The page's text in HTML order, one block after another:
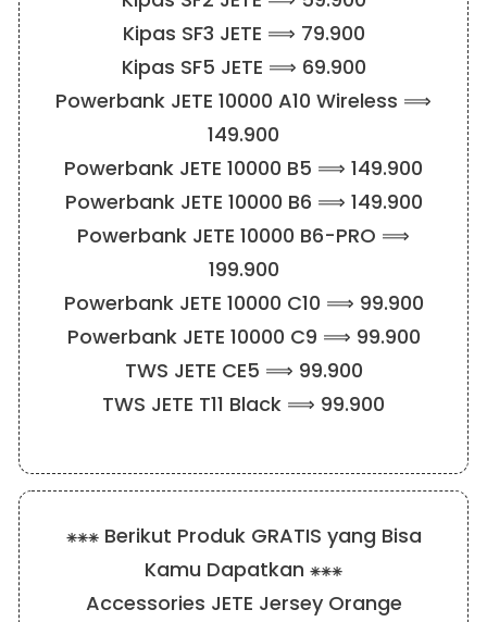
Kipas SF3 JETE ⟹ 79.900
Kipas SF5 JETE ⟹ 69.900
Powerbank JETE 10000 A10 Wireless ⟹
149.900
Powerbank JETE 10000 B5 ⟹ 149.900
Powerbank JETE 10000 B6 ⟹ 149.900
Powerbank JETE 10000 B6-PRO ⟹
199.900
Powerbank JETE 10000 C10 ⟹ 99.900
Powerbank JETE 10000 C9 ⟹ 99.900
TWS JETE CE5 ⟹ 99.900
TWS JETE T11 Black ⟹ 99.900
⁕⁕⁕ Berikut Produk GRATIS yang Bisa
Kamu Dapatkan ⁕⁕⁕
Accessories JETE Jersey Orange